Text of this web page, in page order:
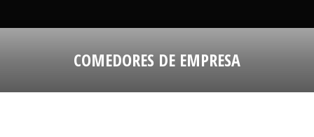
COMEDORES DE EMPRESA